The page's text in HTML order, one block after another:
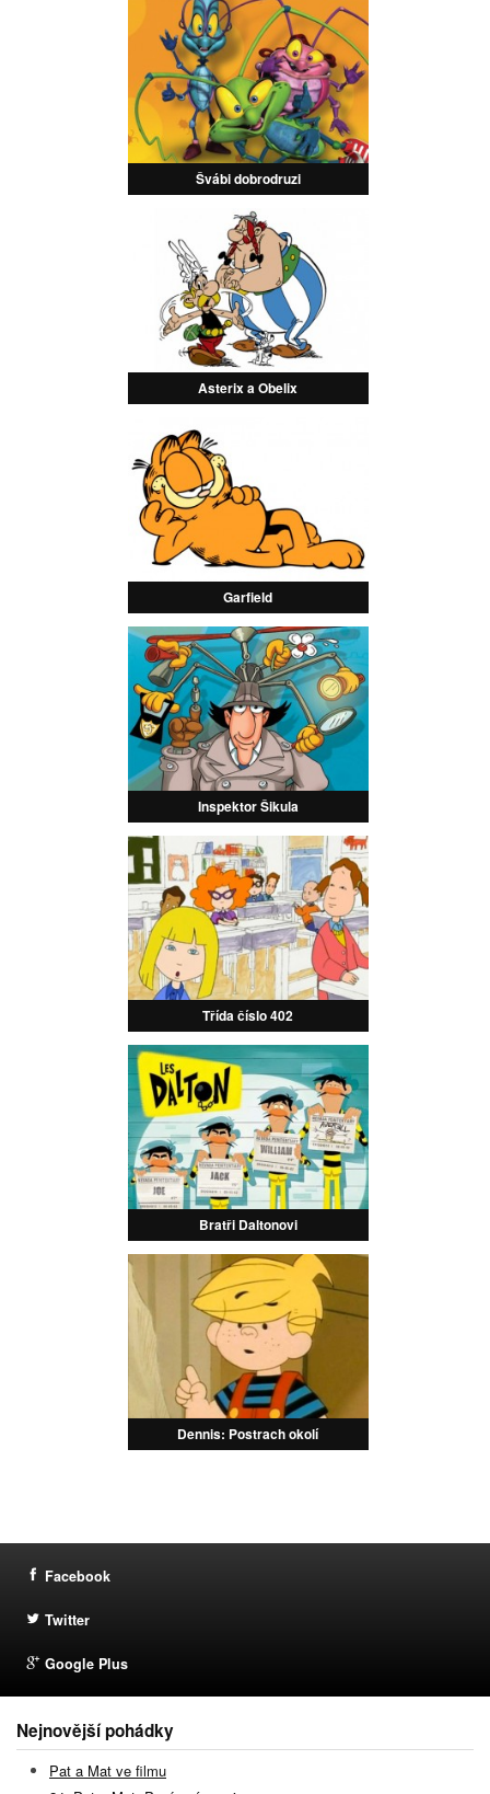
Švábi dobrodruzi
Asterix a Obelix
Garfield
Inspektor Šikula
Třída číslo 402
Bratři Daltonovi
Dennis: Postrach okolí
Facebook
Twitter
Google Plus
Nejnovější pohádky
Pat a Mat ve filmu